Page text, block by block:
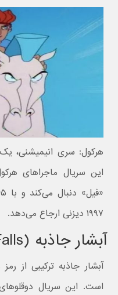
هرکول: سری انیمیشنی،
این سریال ماجراهای
۱۹۹۷ دیزنی ارجاع می‌دهد.
آبشار جاذبه (Gravity Falls)
آبشار جاذبه ترکیبی از
است. این سریال